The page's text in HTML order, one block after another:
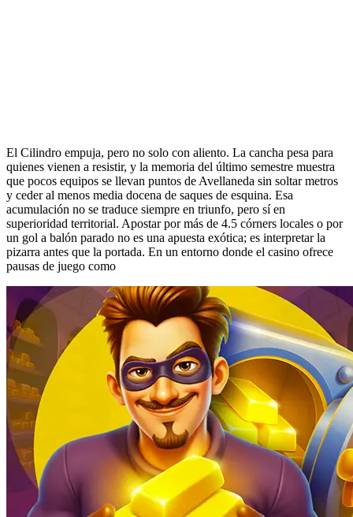
El Cilindro empuja, pero no solo con aliento. La cancha pesa para
quienes vienen a resistir, y la memoria del último semestre muestra
que pocos equipos se llevan puntos de Avellaneda sin soltar metros
y ceder al menos media docena de saques de esquina. Esa
acumulación no se traduce siempre en triunfo, pero sí en
superioridad territorial. Apostar por más de 4.5 córners locales o por
un gol a balón parado no es una apuesta exótica; es interpretar la
pizarra antes que la portada. En un entorno donde el casino ofrece
pausas de juego como